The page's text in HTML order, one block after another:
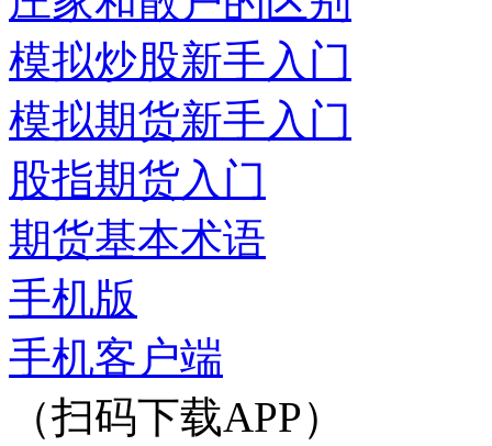
模拟炒股新手入门
模拟期货新手入门
股指期货入门
期货基本术语
手机版
手机客户端
（扫码下载APP）